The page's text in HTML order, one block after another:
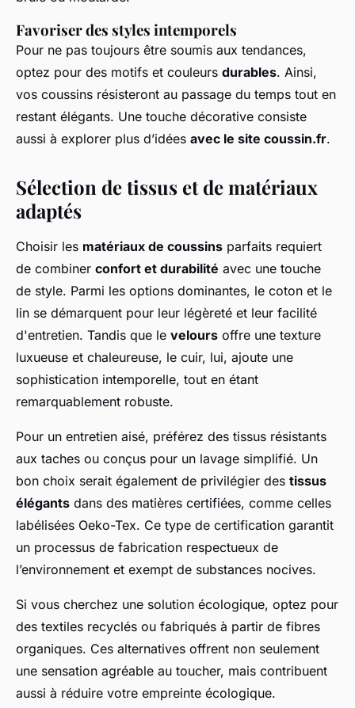
Favoriser des styles intemporels
Pour ne pas toujours être soumis aux tendances,
optez pour des motifs et couleurs durables. Ainsi,
vos coussins résisteront au passage du temps tout en
restant élégants. Une touche décorative consiste
aussi à explorer plus d’idées avec le site coussin.fr.
Sélection de tissus et de matériaux
adaptés
Choisir les matériaux de coussins parfaits requiert
de combiner confort et durabilité avec une touche
de style. Parmi les options dominantes, le coton et le
lin se démarquent pour leur légèreté et leur facilité
d'entretien. Tandis que le velours offre une texture
luxueuse et chaleureuse, le cuir, lui, ajoute une
sophistication intemporelle, tout en étant
remarquablement robuste.
Pour un entretien aisé, préférez des tissus résistants
aux taches ou conçus pour un lavage simplifié. Un
bon choix serait également de privilégier des tissus
élégants dans des matières certifiées, comme celles
labélisées Oeko-Tex. Ce type de certification garantit
un processus de fabrication respectueux de
l’environnement et exempt de substances nocives.
Si vous cherchez une solution écologique, optez pour
des textiles recyclés ou fabriqués à partir de fibres
organiques. Ces alternatives offrent non seulement
une sensation agréable au toucher, mais contribuent
aussi à réduire votre empreinte écologique.